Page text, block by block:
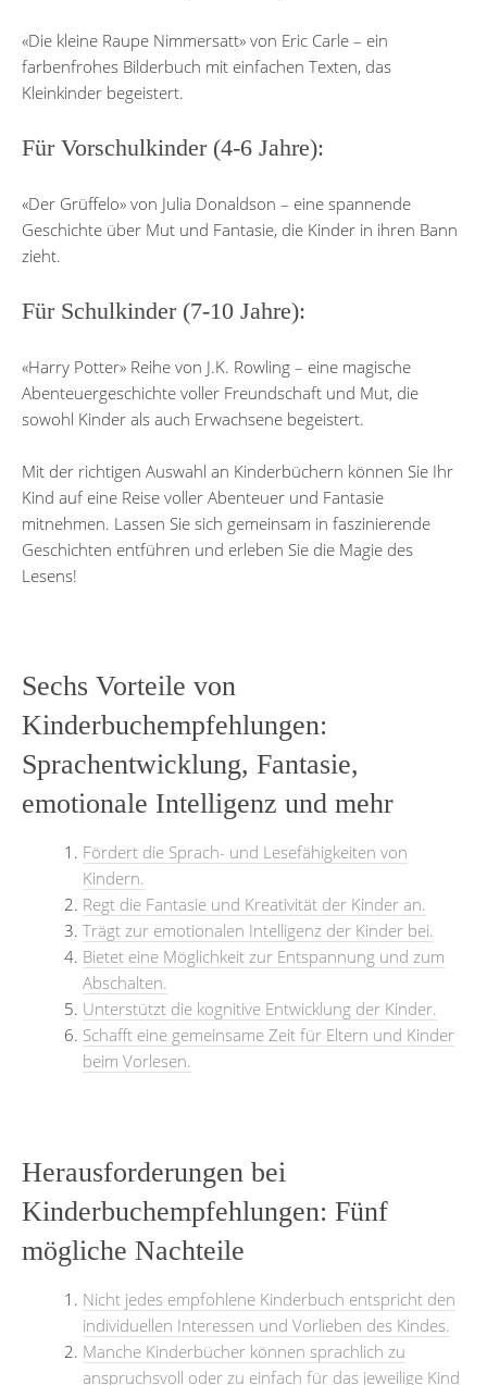
«Die kleine Raupe Nimmersatt» von Eric Carle – ein
farbenfrohes Bilderbuch mit einfachen Texten, das
Kleinkinder begeistert.
Für Vorschulkinder (4-6 Jahre):
«Der Grüffelo» von Julia Donaldson – eine spannende
Geschichte über Mut und Fantasie, die Kinder in ihren Bann
zieht.
Für Schulkinder (7-10 Jahre):
«Harry Potter» Reihe von J.K. Rowling – eine magische
Abenteuergeschichte voller Freundschaft und Mut, die
sowohl Kinder als auch Erwachsene begeistert.
Mit der richtigen Auswahl an Kinderbüchern können Sie Ihr
Kind auf eine Reise voller Abenteuer und Fantasie
mitnehmen. Lassen Sie sich gemeinsam in faszinierende
Geschichten entführen und erleben Sie die Magie des
Lesens!
Sechs Vorteile von
Kinderbuchempfehlungen:
Sprachentwicklung, Fantasie,
emotionale Intelligenz und mehr
Fördert die Sprach- und Lesefähigkeiten von
Kindern.
Regt die Fantasie und Kreativität der Kinder an.
Trägt zur emotionalen Intelligenz der Kinder bei.
Bietet eine Möglichkeit zur Entspannung und zum
Abschalten.
Unterstützt die kognitive Entwicklung der Kinder.
Schafft eine gemeinsame Zeit für Eltern und Kinder
beim Vorlesen.
Herausforderungen bei
Kinderbuchempfehlungen: Fünf
mögliche Nachteile
Nicht jedes empfohlene Kinderbuch entspricht den
individuellen Interessen und Vorlieben des Kindes.
Manche Kinderbücher können sprachlich zu
anspruchsvoll oder zu einfach für das jeweilige Kind